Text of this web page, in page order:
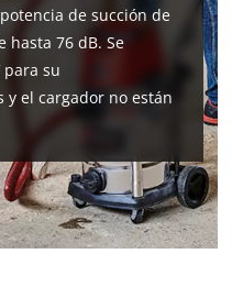
de succión de
hasta 76 dB. Se
su
y el cargador no están